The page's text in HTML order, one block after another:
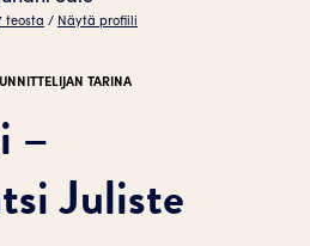
teosta / Näytä profiili
TARINA
–
Juliste